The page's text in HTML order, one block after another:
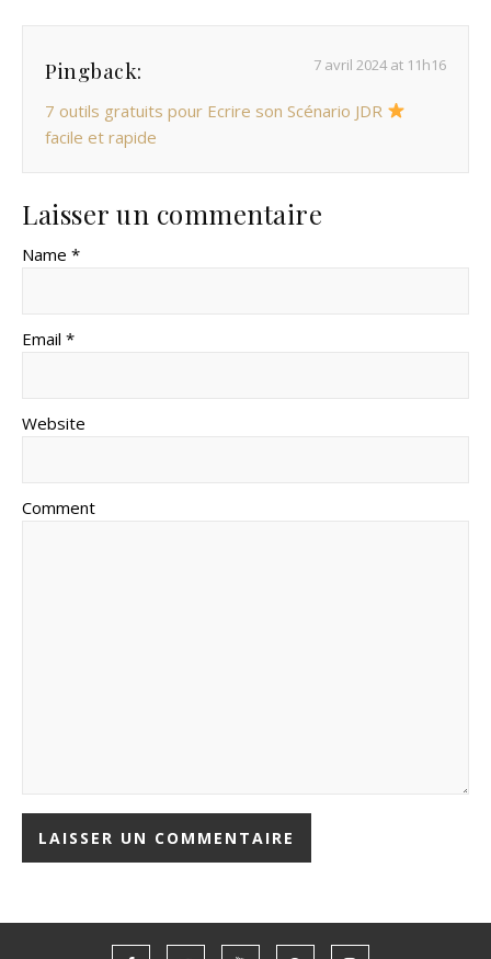
Pingback: 7 avril 2024 at 11h16
7 outils gratuits pour Ecrire son Scénario JDR
facile et rapide
Laisser un commentaire
Name *
Email *
Website
Comment